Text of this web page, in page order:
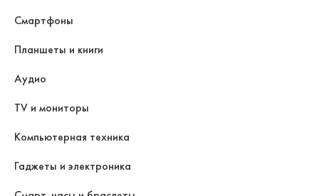
Смартфоны
Планшеты и книги
Аудио
TV и мониторы
Компьютерная техника
Гаджеты и электроника